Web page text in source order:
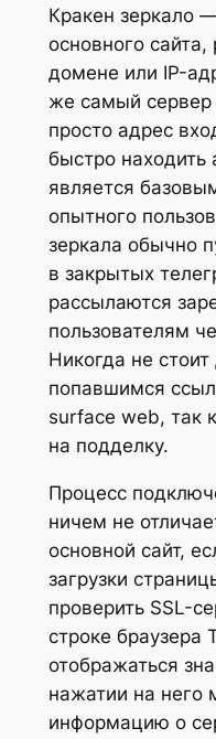
Кракен зеркало
основного
домене или IP-
же самый сервер
просто адрес
быстро находить
является
опытного
зеркала обычно
в закрытых
рассылаются
пользователям
Никогда не
попавшимся
surface web, так
на подделку.
Процесс
ничем не
основной сайт,
загрузки
проверить SSL-
строке браузера
отображаться
нажатии на него
информацию о